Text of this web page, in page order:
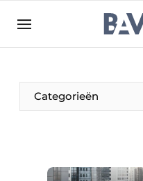
Bedrijven
Bouwen aan
Categorieën